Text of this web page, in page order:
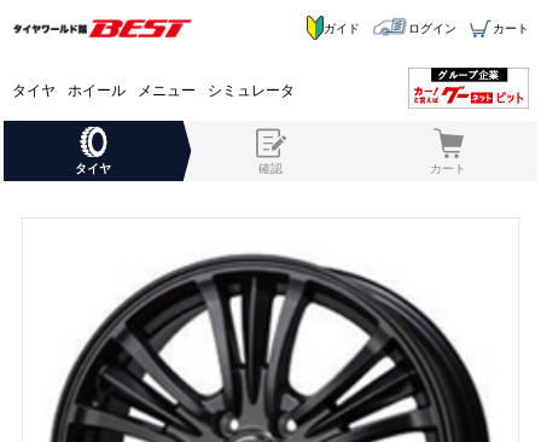
タイヤ ホイール メニュー シミュレータ
ガイド ログイン カート
タイヤ 確認 カート